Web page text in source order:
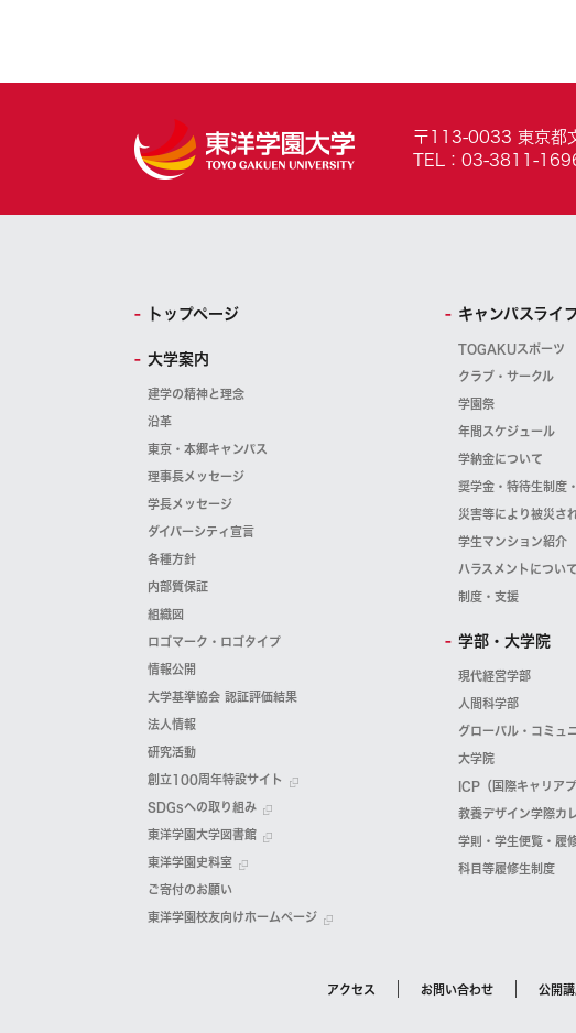
〒113-0033 東京都
TEL：03-3811-
トップページ
大学案内
建学の精神と理念
沿革
東京・本郷キャンパス
理事長メッセージ
学長メッセージ
ダイバーシティ宣言
各種方針
内部質保証
組織図
ロゴマーク・ロゴタイプ
情報公開
大学基準協会 認証評価結果
法人情報
研究活動
創立100周年特設サイト
SDGsへの取り組み
東洋学園大学図書館
東洋学園史料室
ご寄付のお願い
東洋学園校友向けホームページ
キャンパスライ
TOGAKUスポーツ
クラブ・サークル
学園祭
年間スケジュール
学納金について
奨学金・特待生制度
災害等により被災さ
学生マンション紹介
ハラスメントについて
制度・支援
学部・大学院
現代経営学部
人間科学部
グローバル・コミュ
大学院
ICP（国際キャリアプ
教養デザイン学際カ
学則・学生便覧・履
科目等履修生制度
アクセス お問い合わせ 公開